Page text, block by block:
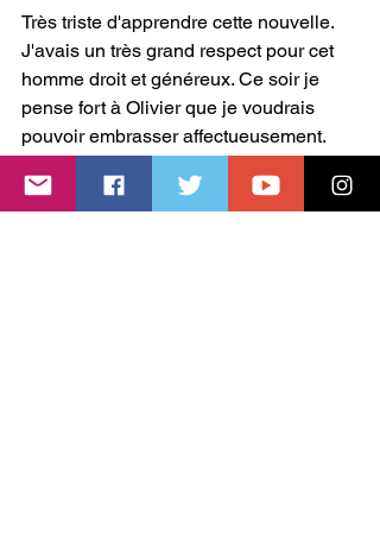
Très triste d'apprendre cette nouvelle.
J'avais un très grand respect pour cet
homme droit et généreux. Ce soir je
pense fort à Olivier que je voudrais
pouvoir embrasser affectueusement.